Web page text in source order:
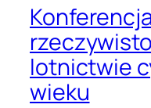
lotnictwie
wieku